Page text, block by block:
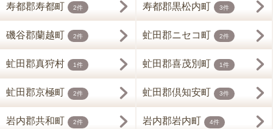
寿都郡寿都町 2件 寿都郡黒松内町 3件
磯谷郡蘭越町 2件 虻田郡ニセコ町 2件
虻田郡真狩村 1件 虻田郡喜茂別町 1件
虻田郡京極町 2件 虻田郡倶知安町 3件
岩内郡共和町 2件 岩内郡岩内町 4件